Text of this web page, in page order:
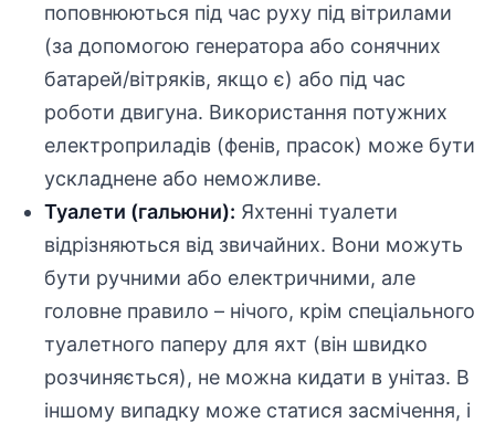
поповнюються під час руху під вітрилами
(за допомогою генератора або сонячних
батарей/вітряків, якщо є) або під час
роботи двигуна. Використання потужних
електроприладів (фенів, прасок) може бути
ускладнене або неможливе.
Туалети (гальюни): Яхтенні туалети
відрізняються від звичайних. Вони можуть
бути ручними або електричними, але
головне правило – нічого, крім спеціального
туалетного паперу для яхт (він швидко
розчиняється), не можна кидати в унітаз. В
іншому випадку може статися засмічення, і